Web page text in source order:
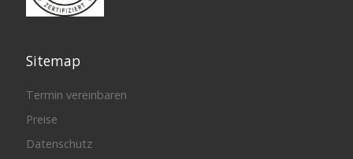
Sitemap
Termin vereinbaren
Preise
Datenschutz